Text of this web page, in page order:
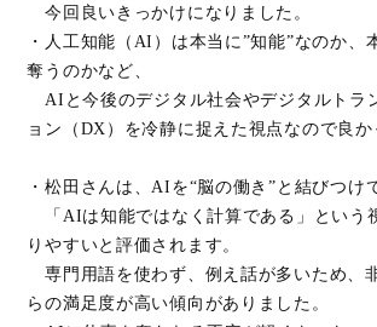
今回良いきっかけになりました。
・⼈⼯知能（AI）は本当に”知能”なのか、
奪うのかなど、
AIと今後のデジタル社会やデジタルトラ
ョン（DX）を冷静に捉えた視点なので良か
・松田さんは、AIを“脳の働き”と結びつけ
「AIは知能ではなく計算である」という
りやすいと評価されます。
専門用語を使わず、例え話が多いため、
らの満足度が高い傾向がありました。